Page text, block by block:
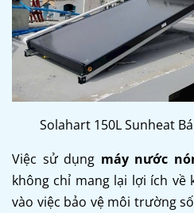
Solahart 150L Sunheat
Việc sử dụng máy nước
không chỉ mang lại lợi ích về
vào việc bảo vệ môi trường